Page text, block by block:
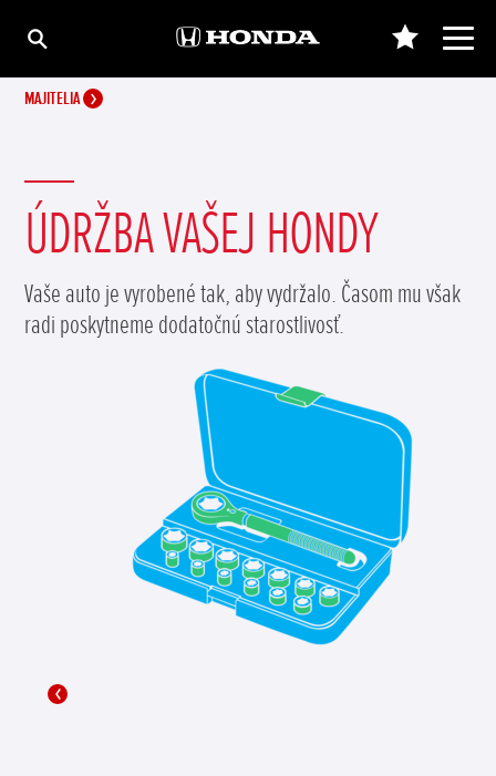
MAJITELIA
ÚDRŽBA VAŠEJ HONDY
Vaše auto je vyrobené tak, aby vydržalo. Časom mu však
radi poskytneme dodatočnú starostlivosť.